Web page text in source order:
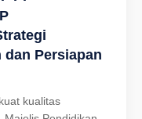
dan Persiapan
kualitas